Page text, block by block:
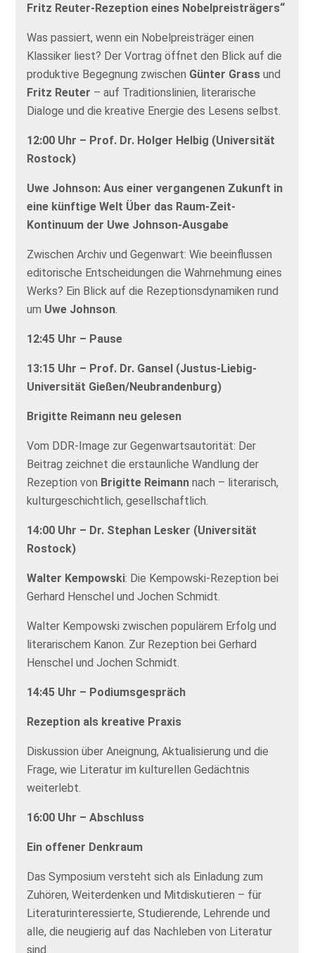
Fritz Reuter-Rezeption eines Nobelpreisträgers“
Was passiert, wenn ein Nobelpreisträger einen
Klassiker liest? Der Vortrag öffnet den Blick auf die
produktive Begegnung zwischen Günter Grass und
Fritz Reuter – auf Traditionslinien, literarische
Dialoge und die kreative Energie des Lesens selbst.
12:00 Uhr – Prof. Dr. Holger Helbig (Universität
Rostock)
Uwe Johnson: Aus einer vergangenen Zukunft in
eine künftige Welt Über das Raum-Zeit-
Kontinuum der Uwe Johnson-Ausgabe
Zwischen Archiv und Gegenwart: Wie beeinflussen
editorische Entscheidungen die Wahrnehmung eines
Werks? Ein Blick auf die Rezeptionsdynamiken rund
um Uwe Johnson.
12:45 Uhr – Pause
13:15 Uhr – Prof. Dr. Gansel (Justus-Liebig-
Universität Gießen/Neubrandenburg)
Brigitte Reimann neu gelesen
Vom DDR-Image zur Gegenwartsautorität: Der
Beitrag zeichnet die erstaunliche Wandlung der
Rezeption von Brigitte Reimann nach – literarisch,
kulturgeschichtlich, gesellschaftlich.
14:00 Uhr – Dr. Stephan Lesker (Universität
Rostock)
Walter Kempowski: Die Kempowski-Rezeption bei
Gerhard Henschel und Jochen Schmidt.
Walter Kempowski zwischen populärem Erfolg und
literarischem Kanon. Zur Rezeption bei Gerhard
Henschel und Jochen Schmidt.
14:45 Uhr – Podiumsgespräch
Rezeption als kreative Praxis
Diskussion über Aneignung, Aktualisierung und die
Frage, wie Literatur im kulturellen Gedächtnis
weiterlebt.
16:00 Uhr – Abschluss
Ein offener Denkraum
Das Symposium versteht sich als Einladung zum
Zuhören, Weiterdenken und Mitdiskutieren – für
Literaturinteressierte, Studierende, Lehrende und
alle, die neugierig auf das Nachleben von Literatur
sind.